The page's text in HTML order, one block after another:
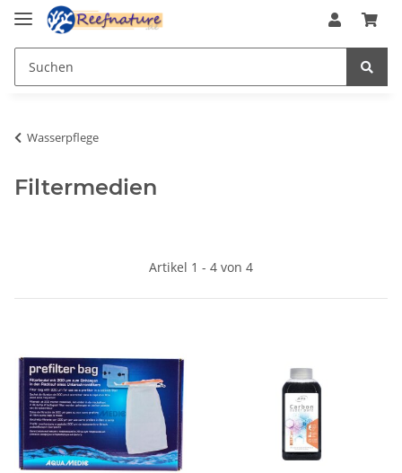
Wasserpflege
Filtermedien
Artikel 1 - 4 von 4